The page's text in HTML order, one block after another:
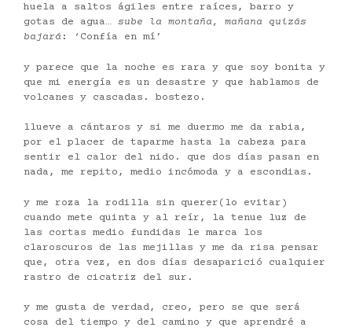
huela a saltos ágiles entre raíces, barro y
gotas de agua… sube la montaña,
mañana quizás
bajará : ‘Confía en mí’
y parece que la noche es rara y que soy bonita y
que mi energía es un desastre y que hablamos de
volcanes y cascadas. bostezo.
llueve a cántaros y si me duermo me da rabia,
por el placer de taparme hasta la cabeza para
sentir el calor del nido. que dos días pasan en
nada, me repito, medio incómoda y a escondias.
y me roza la rodilla sin querer(lo evitar)
cuando mete quinta y al reír, la tenue luz de
las cortas medio fundidas le marca los
claroscuros de las mejillas y me da risa pensar
que, otra vez, en dos días desaparició cualquier
rastro de cicatriz del sur.
y me gusta de verdad, creo, pero se que será
cosa del tiempo y del camino y que aprendré a